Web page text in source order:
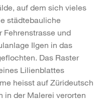
auf dem sich vieles
städtebauliche
Fehrenstrasse und
Ilgen in das
Das Raster
Lilienblattes
heisst auf Zürideutsch
in der Malerei verorten